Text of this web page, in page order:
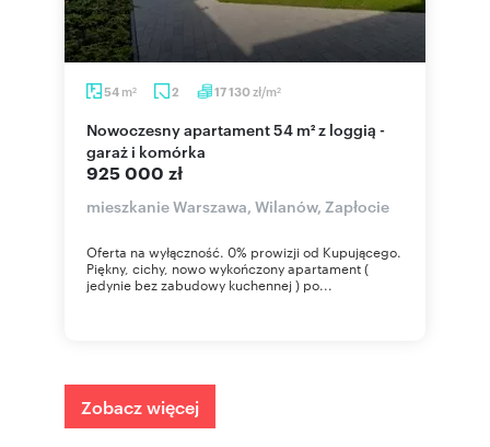
54 m2 2 17 130zł/m2
Nowoczesny apartament 54 m² z loggią -
garaż i komórka
925 000 zł
mieszkanie Warszawa, Wilanów, Zapłocie
Oferta na wyłączność. 0% prowizji od Kupującego.
Piękny, cichy, nowo wykończony apartament (
jedynie bez zabudowy kuchennej ) po...
Zobacz więcej